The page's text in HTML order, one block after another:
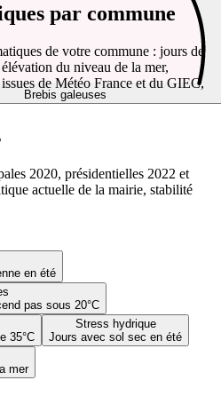
Brebis galeuses
en été
pas sous 20°C
35°C
Stress hydrique
Jours avec sol sec en été
mer
par commune
de votre commune : jours de
du niveau de la mer,
de Météo France et du GIEC,
2020, présidentielles 2022 et
actuelle de la mairie, stabilité